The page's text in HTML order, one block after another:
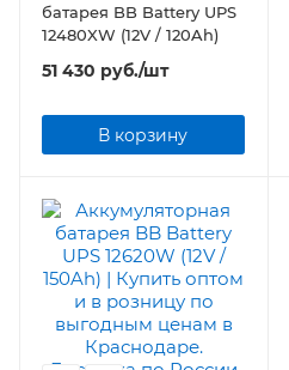
батарея BB Battery UPS
12480XW (12V / 120Ah)
51 430 руб./шт
В корзину